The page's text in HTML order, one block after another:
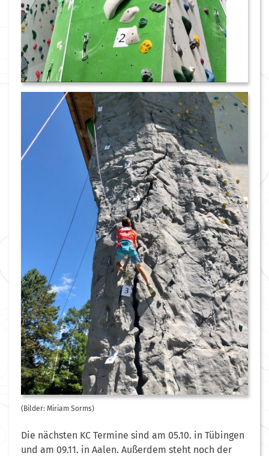
(Bilder: Miriam Sorms)
Die nächsten KC Termine sind am 05.10. in Tübingen
und am 09.11. in Aalen. Außerdem steht noch der